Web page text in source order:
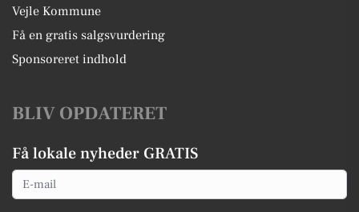
Vejle Kommune
Få en gratis salgsvurdering
Sponsoreret indhold
BLIV OPDATERET
Få lokale nyheder GRATIS
Email